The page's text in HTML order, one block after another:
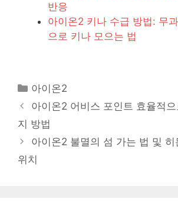
반응
아이온2 키나 수급 방법: 무
으로 키나 모으는 법
카
테
고
리
아이온2
아이온2 어비스 포인트 효율적
지 방법
아이온2 불멸의 섬 가는 법 및 히
위치